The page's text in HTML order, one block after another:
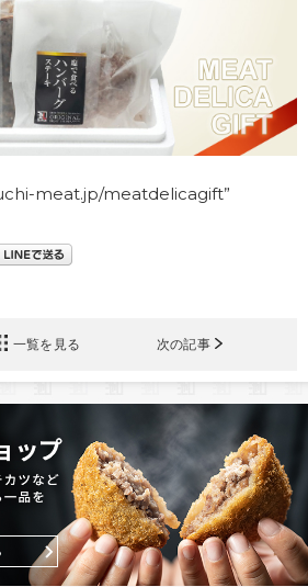
meat.jp/meatdelicagift”
一覧を見る 次の記事